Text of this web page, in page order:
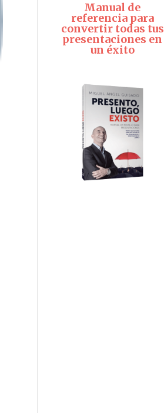
Manual de
referencia para
convertir todas tus
presentaciones en
un éxito